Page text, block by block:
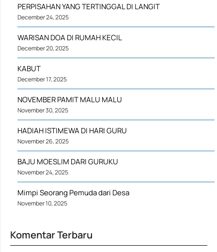
PERPISAHAN YANG TERTINGGAL DI LANGIT
December 24, 2025
WARISAN DOA DI RUMAH KECIL
December 20, 2025
KABUT
December 17, 2025
NOVEMBER PAMIT MALU MALU
November 30, 2025
HADIAH ISTIMEWA DI HARI GURU
November 26, 2025
BAJU MOESLIM DARI GURUKU
November 24, 2025
Mimpi Seorang Pemuda dari Desa
November 10, 2025
Komentar Terbaru